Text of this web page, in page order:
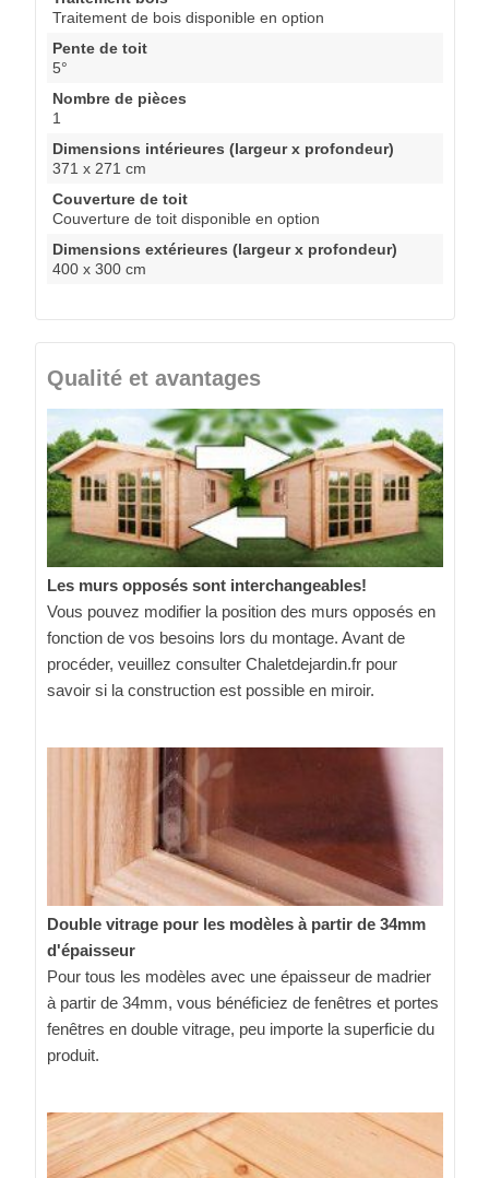
Traitement de bois disponible en option
Pente de toit
5°
Nombre de pièces
1
Dimensions intérieures (largeur x profondeur)
371 x 271 cm
Couverture de toit
Couverture de toit disponible en option
Dimensions extérieures (largeur x profondeur)
400 x 300 cm
Qualité et avantages
Les murs opposés sont interchangeables!
Vous pouvez modifier la position des murs opposés en
fonction de vos besoins lors du montage. Avant de
procéder, veuillez consulter Chaletdejardin.fr pour
savoir si la construction est possible en miroir.
Double vitrage pour les modèles à partir de 34mm
d'épaisseur
Pour tous les modèles avec une épaisseur de madrier
à partir de 34mm, vous bénéficiez de fenêtres et portes
fenêtres en double vitrage, peu importe la superficie du
produit.